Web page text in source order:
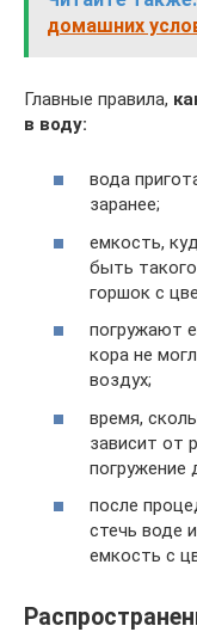
домашних
Главные правила,
в воду:
вода
заранее;
емкость,
быть
горшок с
погружают
кора не
воздух;
время,
зависит от
погружение
после
стечь воде
емкость с